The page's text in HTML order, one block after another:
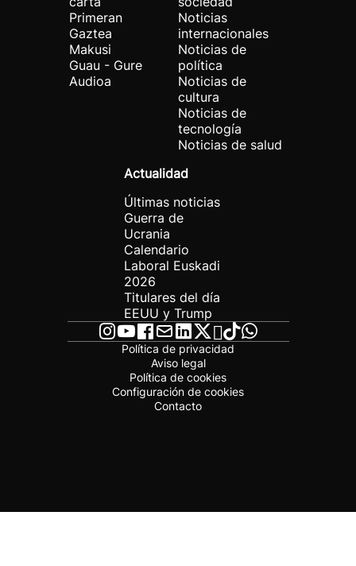
Primeran
Gaztea
Makusi
Guau - Gure
Audioa
Noticias
internacionales
Noticias de
política
Noticias de
cultura
Noticias de
tecnología
Noticias de salud
Actualidad
Últimas noticias
Guerra de
Ucrania
Calendario
Laboral Euskadi
2026
Titulares del día
EEUU y Trump
Política de privacidad
Aviso legal
Política de cookies
Configuración de cookies
Contacto